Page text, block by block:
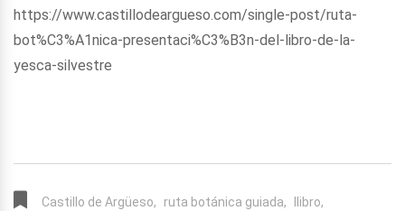
https://www.castillodeargueso.com/single-post/ruta-
bot%C3%A1nica-presentaci%C3%B3n-del-libro-de-la-
yesca-silvestre
Castillo de Argüeso, ruta botánica guiada,
llibro,